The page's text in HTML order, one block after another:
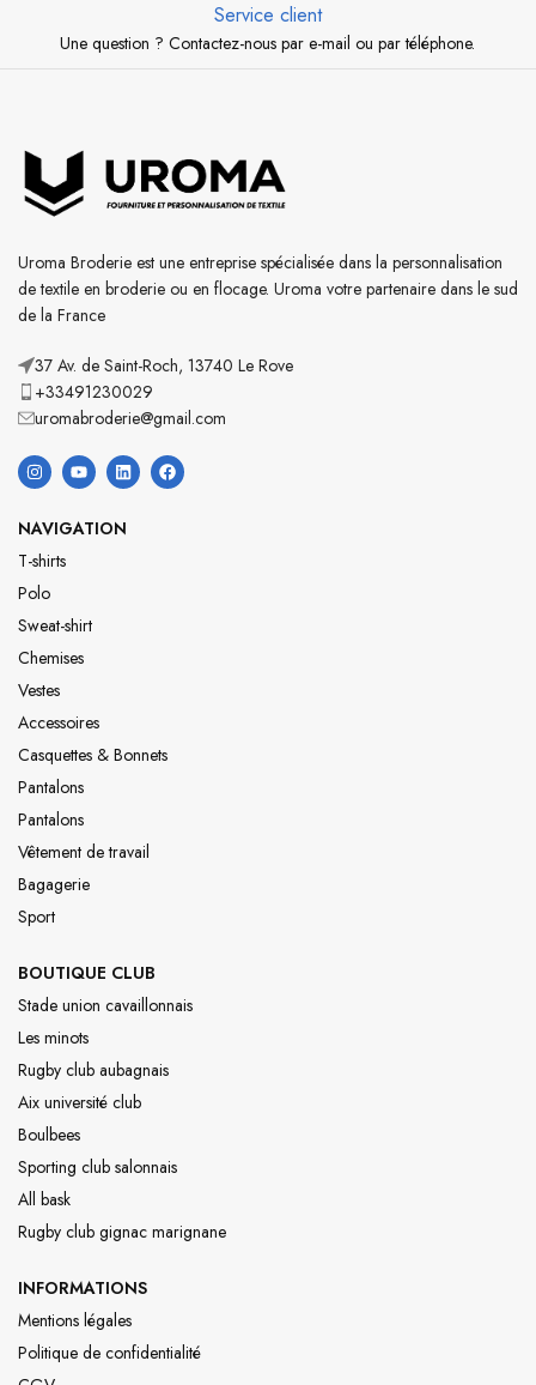
Service client
Une question ? Contactez-nous par e-mail ou par téléphone.
Uroma Broderie est une entreprise spécialisée dans la personnalisation
de textile en broderie ou en flocage. Uroma votre partenaire dans le sud
de la France
37 Av. de Saint-Roch, 13740 Le Rove
+33491230029
uromabroderie@gmail.com
NAVIGATION
T-shirts
Polo
Sweat-shirt
Chemises
Vestes
Accessoires
Casquettes & Bonnets
Pantalons
Pantalons
Vêtement de travail
Bagagerie
Sport
BOUTIQUE CLUB
Stade union cavaillonnais
Les minots
Rugby club aubagnais
Aix université club
Boulbees
Sporting club salonnais
All bask
Rugby club gignac marignane
INFORMATIONS
Mentions légales
Politique de confidentialité